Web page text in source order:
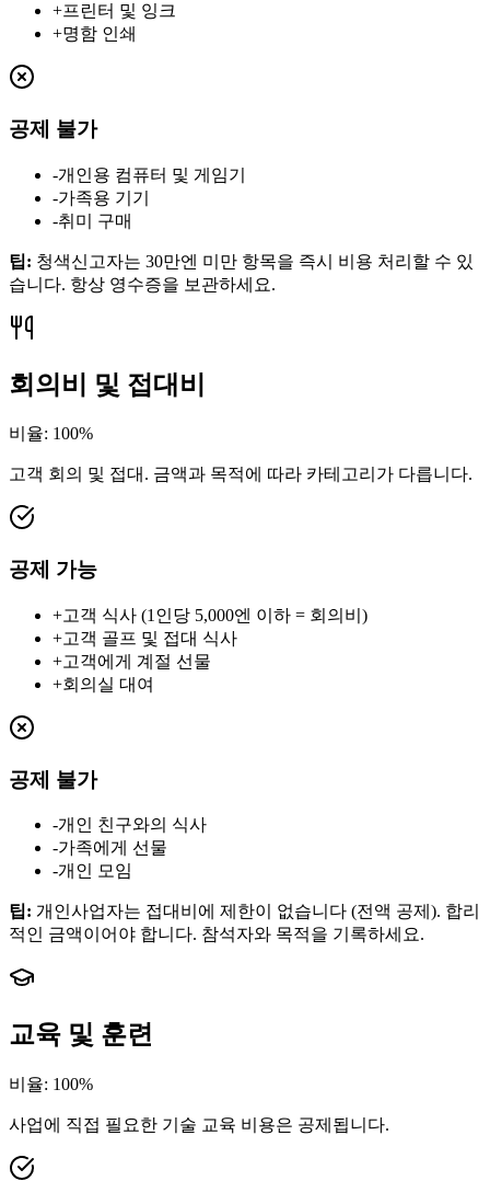
+프린터 및 잉크
+명함 인쇄
공제 불가
-개인용 컴퓨터 및 게임기
-가족용 기기
-취미 구매
팁: 청색신고자는 30만엔 미만 항목을 즉시 비용 처리할 수 있
습니다. 항상 영수증을 보관하세요.
회의비 및 접대비
비율: 100%
고객 회의 및 접대. 금액과 목적에 따라 카테고리가 다릅니다.
공제 가능
+고객 식사 (1인당 5,000엔 이하 = 회의비)
+고객 골프 및 접대 식사
+고객에게 계절 선물
+회의실 대여
공제 불가
-개인 친구와의 식사
-가족에게 선물
-개인 모임
팁: 개인사업자는 접대비에 제한이 없습니다 (전액 공제). 합리
적인 금액이어야 합니다. 참석자와 목적을 기록하세요.
교육 및 훈련
비율: 100%
사업에 직접 필요한 기술 교육 비용은 공제됩니다.